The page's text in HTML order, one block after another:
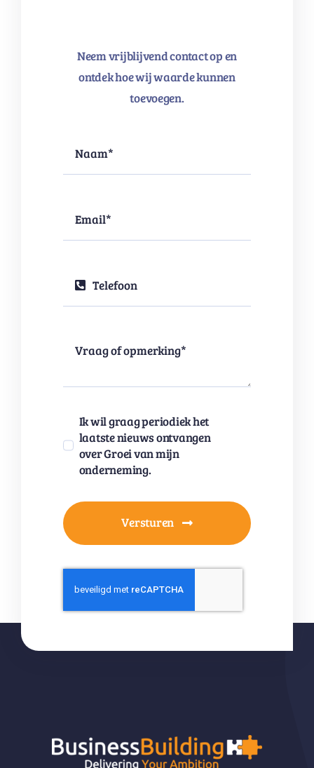
Neem vrijblijvend contact op en
ontdek hoe wij waarde kunnen
toevoegen.
Ik wil graag periodiek het
laatste nieuws ontvangen
over Groei van mijn
onderneming.
Versturen